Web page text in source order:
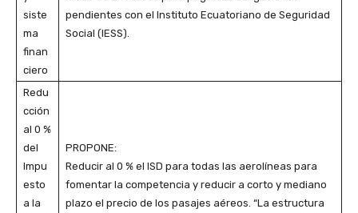
siste
ma
finan
ciero
pendientes con el Instituto Ecuatoriano de Seguridad
Social (IESS).
Redu
cción
al 0 %
del
Impu
esto
a la
PROPONE:
Reducir al 0 % el ISD para todas las aerolíneas para
fomentar la competencia y reducir a corto y mediano
plazo el precio de los pasajes aéreos. “La estructura